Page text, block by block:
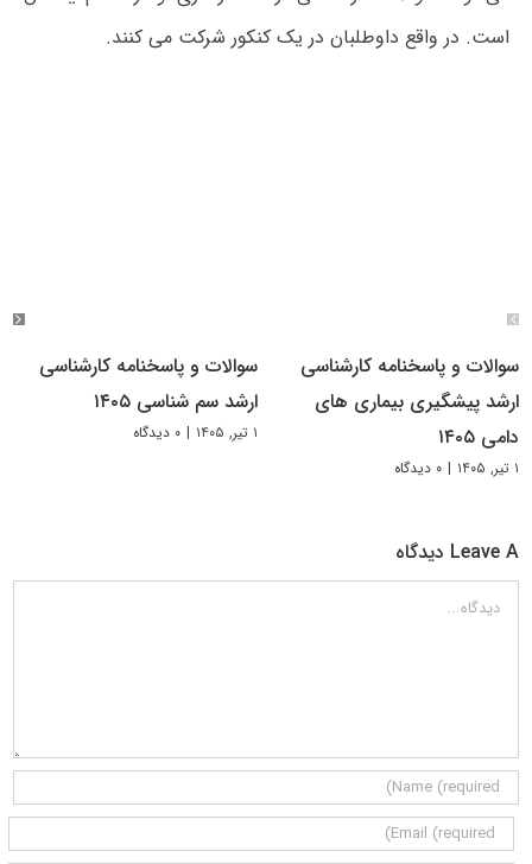
است. در واقع داوطلبان در یک کنکور شرکت می کنند.
سوالات و پاسخنامه کارشناسی
ارشد پیشگیری بیماری های
دامی ۱۴۰۵
۱ تیر, ۱۴۰۵ | ۰ دیدگاه
سوالات و پاسخنامه کارشناسی
ارشد سم شناسی ۱۴۰۵
۱ تیر, ۱۴۰۵ | ۰ دیدگاه
Leave A دیدگاه
دیدگاه